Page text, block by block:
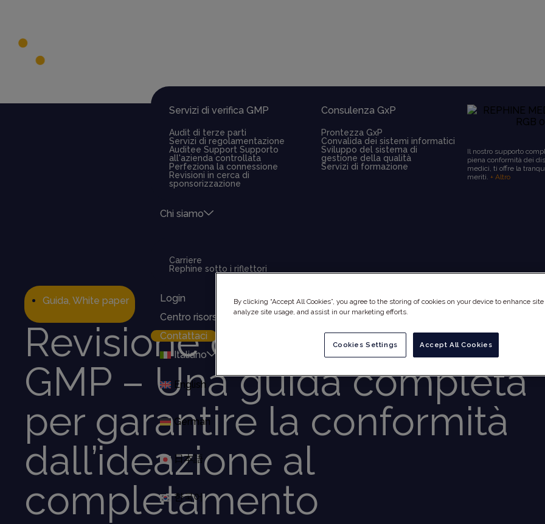
Servizi di verifica GMP
Audit di terze parti
Servizi di regolamentazione
Auditee Support Supporto
all'azienda controllata
Perfeziona la connessione
Revisioni in cerca di
sponsorizzazione
Consulenza GxP
Prontezza GxP
Convalida dei sistemi informatici
Sviluppo del sistema di
gestione della qualità
Servizi di formazione
Il nostro supporto
piena conformità dei
medici, ti offre la
meriti.+ Altro
Chi siamo
Carriere
Rephine sotto i riflettori
Login
Centro risorse
Contattaci
Italiano
English
German
日本語
한국어
Guida, White paper
Revisione della progettazione
GMP – Una guida completa
per garantire la conformità
dall’ideazione al
completamento
By clicking “Accept All Cookies”, you agree to the storing of cookies on your device to enhance
analyze site usage, and assist in our marketing efforts.
Accept All Cookies
Cookies Settings